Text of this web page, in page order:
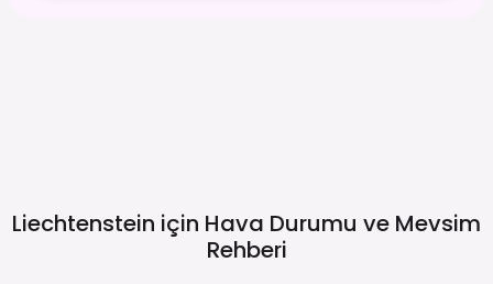
Liechtenstein için Hava Durumu ve Mevsim
Rehberi